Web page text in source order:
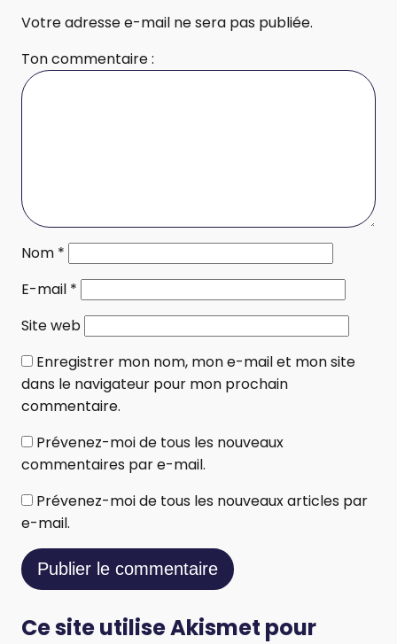
Votre adresse e-mail ne sera pas publiée.
Ton commentaire :
Nom *
E-mail *
Site web
Enregistrer mon nom, mon e-mail et mon site
dans le navigateur pour mon prochain
commentaire.
Prévenez-moi de tous les nouveaux
commentaires par e-mail.
Prévenez-moi de tous les nouveaux articles par
e-mail.
Ce site utilise Akismet pour